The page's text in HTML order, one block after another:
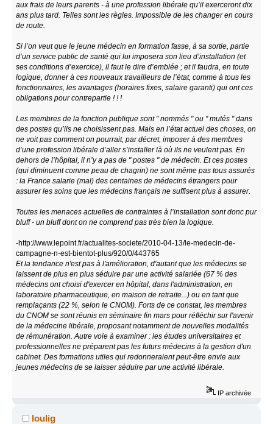
aux frais de leurs parents - à une profession libérale qu’il exerceront dix
ans plus tard. Telles sont les règles. Impossible de les changer en cours
de route.
Si l’on veut que le jeune médecin en formation fasse, à sa sortie, partie
d’un service public de santé qui lui imposera son lieu d’installation (et
ses conditions d’exercice), il faut le dire d’emblée ; et il faudra, en toute
logique, donner à ces nouveaux travailleurs de l’état, comme à tous les
fonctionnaires, les avantages (horaires fixes, salaire garanti) qui ont ces
obligations pour contrepartie ! ! !
Les membres de la fonction publique sont " nommés " ou " mutés " dans
des postes qu’ils ne choisissent pas. Mais en l’état actuel des choses, on
ne voit pas comment on pourrait, par décret, imposer à des membres
d’une profession libérale d’aller s’installer là où ils ne veulent pas. En
dehors de l’hôpital, il n’y a pas de " postes " de médecin. Et ces postes
(qui diminuent comme peau de chagrin) ne sont même pas tous assurés
: la France salarie (mal) des centaines de médecins étrangers pour
assurer les soins que les médecins français ne suffisent plus à assurer.
Toutes les menaces actuelles de contraintes à l’installation sont donc pur
bluff - un bluff dont on ne comprend pas très bien la logique.
-http://www.lepoint.fr/actualites-societe/2010-04-13/le-medecin-de-
campagne-n-est-bientot-plus/920/0/443765
Et la tendance n'est pas à l'amélioration, d'autant que les médecins se
laissent de plus en plus séduire par une activité salariée (67 % des
médecins ont choisi d'exercer en hôpital, dans l'administration, en
laboratoire pharmaceutique, en maison de retraite...) ou en tant que
remplaçants (22 %, selon le CNOM). Forts de ce constat, les membres
du CNOM se sont réunis en séminaire fin mars pour réfléchir sur l'avenir
de la médecine libérale, proposant notamment de nouvelles modalités
de rémunération. Autre voie à examiner : les études universitaires et
professionnelles ne préparent pas les futurs médecins à la gestion d'un
cabinet. Des formations utiles qui redonneraient peut-être envie aux
jeunes médecins de se laisser séduire par une activité libérale.
IP archivée
loulig